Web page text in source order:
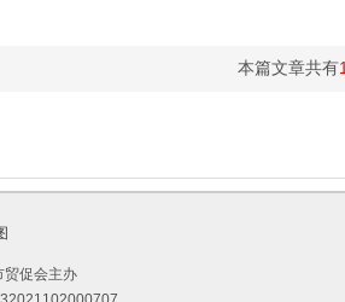
本篇文章共有1
贸促会主办